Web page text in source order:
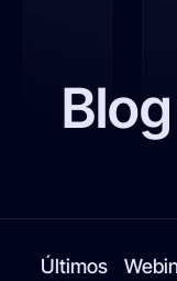
Últimos